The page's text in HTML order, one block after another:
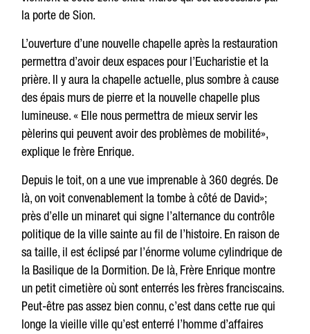
la porte de Sion.
L’ouverture d’une nouvelle chapelle après la restauration
permettra d’avoir deux espaces pour l’Eucharistie et la
prière. Il y aura la chapelle actuelle, plus sombre à cause
des épais murs de pierre et la nouvelle chapelle plus
lumineuse. « Elle nous permettra de mieux servir les
pèlerins qui peuvent avoir des problèmes de mobilité»,
explique le frère Enrique.
Depuis le toit, on a une vue imprenable à 360 degrés. De
là, on voit convenablement la tombe à côté de David»;
près d’elle un minaret qui signe l’alternance du contrôle
politique de la ville sainte au fil de l’histoire. En raison de
sa taille, il est éclipsé par l’énorme volume cylindrique de
la Basilique de la Dormition. De là, Frère Enrique montre
un petit cimetière où sont enterrés les frères franciscains.
Peut-être pas assez bien connu, c’est dans cette rue qui
longe la vieille ville qu’est enterré l’homme d’affaires